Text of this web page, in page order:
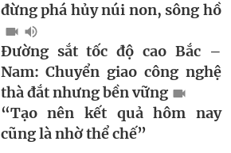
đừng phá hủy núi non, sông hồ
Đường sắt tốc độ cao Bắc –
Nam: Chuyển giao công nghệ
thà đắt nhưng bền vững
“Tạo nên kết quả hôm nay
cũng là nhờ thể chế”